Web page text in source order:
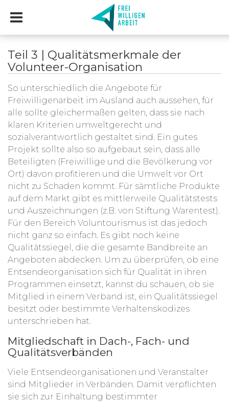
Teil 3 | Qualitätsmerkmale der
Volunteer-Organisation
So unterschiedlich die Angebote für
Freiwilligenarbeit im Ausland auch aussehen, für
alle sollte gleichermaßen gelten, dass sie nach
klaren Kriterien umweltgerecht und
sozialverantwortlich gestaltet sind. Ein gutes
Projekt sollte also so aufgebaut sein, dass alle
Beteiligten (Freiwillige und die Bevölkerung vor
Ort) davon profitieren und die Umwelt vor Ort
nicht zu Schaden kommt. Für sämtliche Produkte
auf dem Markt gibt es mittlerweile Qualitätstests
und Auszeichnungen (z.B. von Stiftung Warentest).
Für den Bereich Voluntourismus ist das jedoch
nicht ganz so einfach. Es gibt noch keine
Qualitätssiegel, die die gesamte Bandbreite an
Angeboten abdecken. Um zu überprüfen, ob eine
Entsendeorganisation sich für Qualität in ihren
Programmen einsetzt, kannst du schauen, ob sie
Mitglied in einem Verband ist, ein Qualitätssiegel
besitzt oder bestimmte Verhaltenskodizes
unterschrieben hat.
Mitgliedschaft in Dach-, Fach- und
Qualitätsverbänden
Viele Entsendeorganisationen und Veranstalter
sind Mitglieder in Verbänden. Damit verpflichten
sie sich zur Einhaltung bestimmter